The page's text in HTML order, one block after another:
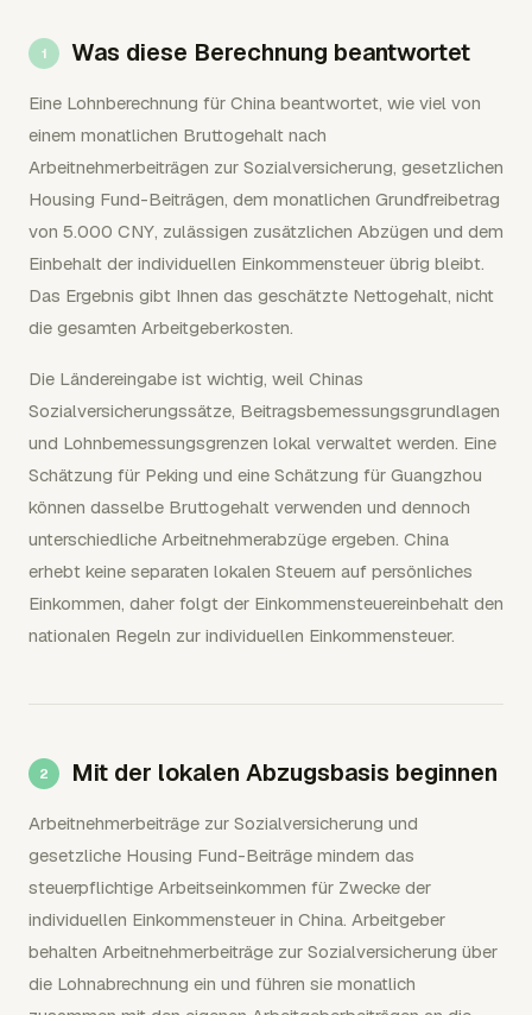
Was diese Berechnung beantwortet
Eine Lohnberechnung für China beantwortet, wie viel von
einem monatlichen Bruttogehalt nach
Arbeitnehmerbeiträgen zur Sozialversicherung, gesetzlichen
Housing Fund-Beiträgen, dem monatlichen Grundfreibetrag
von 5.000 CNY, zulässigen zusätzlichen Abzügen und dem
Einbehalt der individuellen Einkommensteuer übrig bleibt.
Das Ergebnis gibt Ihnen das geschätzte Nettogehalt, nicht
die gesamten Arbeitgeberkosten.
Die Ländereingabe ist wichtig, weil Chinas
Sozialversicherungssätze, Beitragsbemessungsgrundlagen
und Lohnbemessungsgrenzen lokal verwaltet werden. Eine
Schätzung für Peking und eine Schätzung für Guangzhou
können dasselbe Bruttogehalt verwenden und dennoch
unterschiedliche Arbeitnehmerabzüge ergeben. China
erhebt keine separaten lokalen Steuern auf persönliches
Einkommen, daher folgt der Einkommensteuereinbehalt den
nationalen Regeln zur individuellen Einkommensteuer.
Mit der lokalen Abzugsbasis beginnen
Arbeitnehmerbeiträge zur Sozialversicherung und
gesetzliche Housing Fund-Beiträge mindern das
steuerpflichtige Arbeitseinkommen für Zwecke der
individuellen Einkommensteuer in China. Arbeitgeber
behalten Arbeitnehmerbeiträge zur Sozialversicherung über
die Lohnabrechnung ein und führen sie monatlich